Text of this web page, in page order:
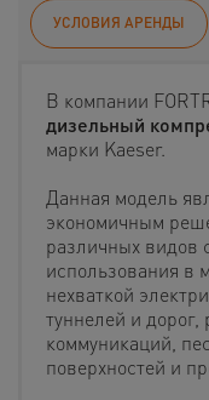
УСЛОВИЯ АРЕНДЫ
В компании
дизельный
марки Kaeser.
Данная модель
экономичным
различных видов
использования в
нехваткой
туннелей и
коммуникаций,
поверхностей и